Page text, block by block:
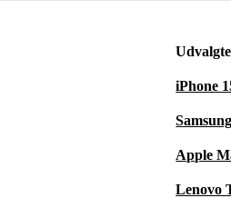
iPhone
Apple
Lenovo